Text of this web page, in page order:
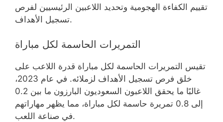
تقييم الكفاءة الهجومية وتحديد اللاعبين الرئيسيين لفرص
تسجيل الأهداف.
التمريرات الحاسمة لكل مباراة
تقيس التمريرات الحاسمة لكل مباراة قدرة اللاعب على
خلق فرص تسجيل الأهداف لزملائه. في عام 2023،
غالبًا ما يحقق اللاعبون السعوديون البارزون ما بين 0.2
إلى 0.8 تمريرة حاسمة لكل مباراة، مما يظهر مهاراتهم
في صناعة اللعب.